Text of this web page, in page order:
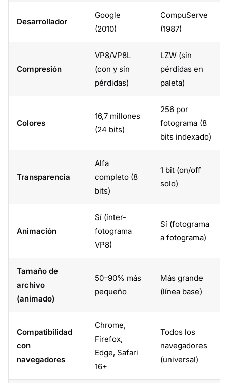
Desarrollador
Google
(2010)
CompuServe
(1987)
Compresión
VP8/VP8L
(con y sin
pérdidas)
LZW (sin
pérdidas en
paleta)
Colores
16,7 millones
(24 bits)
256 por
fotograma (8
bits indexado)
Transparencia
Alfa
completo (8
bits)
1 bit (on/off
solo)
Animación
Sí (inter-
fotograma
VP8)
Sí (fotograma
a fotograma)
Tamaño de
archivo
(animado)
50–90% más
pequeño
Más grande
(línea base)
Compatibilidad
con
navegadores
Chrome,
Firefox,
Edge, Safari
16+
Todos los
navegadores
(universal)